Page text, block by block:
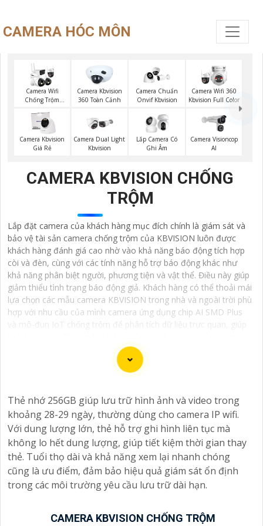
CAMERA HÓC MÔN
Camera Wifi
Chống Trộm
Camera Kbvision
360 Toàn Cảnh
Camera Chuẩn
Onvif Kbvision
Camera Wifi 360
Kbvision Full Color
Camera Kbvision
Giá Rẻ
Camera Dual Light
Kbvision
Lắp Camera Có
Ghi Âm
Camera Visioncop
Al
CAMERA KBVISION CHỐNG
TRỘM
Lắp đặt camera của khách hàng mục đích chính là giám sát và
bảo vệ tài sản camera chống trộm của KBVISION luôn được
khách hàng đánh giá cao nhờ vào khả năng báo động tích hợp
còi và đèn, cùng với các tính năng hỗ trợ báo động khác như
khả năng phân biệt người, phương tiện và vật thể. Điều này giúp
giảm thiểu tình trạng báo động giả. Khách hàng có thể thoải mái
lựa chọn các mẫu camera KBVISION trong nhà và ngoài trời phù
hợp với nhu cầu của mình camera ứng dụng chip AI SMD Plus
và mô-đun IoT chống trộm để phân tích dữ liệu trực quan, giúp
Một số dòng camera KBVISION chống trộm cao cấp còn được
trang bị loa và đèn nháy sáng mang tính răn đe hiệu quả.
Camera KBVISION chống trộm với chất lượng hình ảnh sắc nét,
Dịch vụ cài đặt Camera Báo Động Chống Trộm là một
giải pháp hiệu quả để bảo vệ tài sản và nhà ở của bạn.
Camera báo động chống trộm giúp bạn theo dõi và ghi
lại hình ảnh, cung cấp cảnh báo ngay khi phát hiện sự
được giám sát.
Thẻ nhớ 256GB giúp lưu trữ hình ảnh và video trong
khoảng 28-29 ngày, thường dùng cho camera IP wifi.
Với dung lượng lớn, thẻ hỗ trợ ghi hình liên tục mà
không lo hết dung lượng, giúp tiết kiệm thời gian thay
thẻ. Tuổi thọ dài và khả năng xem lại nhanh chóng
cũng là ưu điểm, đảm bảo hiệu quả giám sát ổn định
trong các môi trường yêu cầu lưu trữ dài hạn.
CAMERA KBVISION CHỐNG TRỘM